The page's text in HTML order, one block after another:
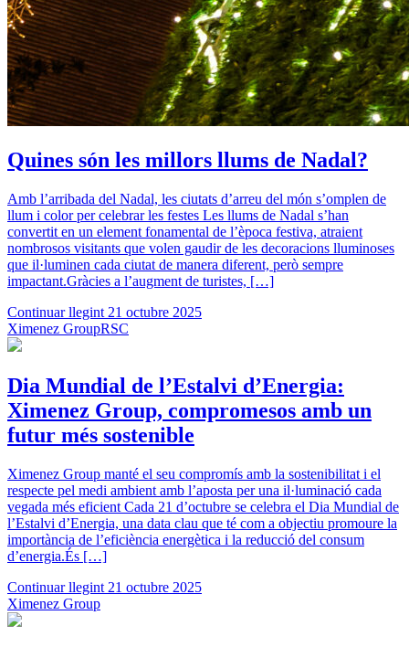
Quines són les millors llums de Nadal?
Amb l’arribada del Nadal, les ciutats d’arreu del món s’omplen de
llum i color per celebrar les festes Les llums de Nadal s’han
convertit en un element fonamental de l’època festiva, atraient
nombrosos visitants que volen gaudir de les decoracions lluminoses
que il·luminen cada ciutat de manera diferent, però sempre
impactant.Gràcies a l’augment de turistes, […]
Continuar llegint 21 octubre 2025
Ximenez GroupRSC
Dia Mundial de l’Estalvi d’Energia:
Ximenez Group, compromesos amb un
futur més sostenible
Ximenez Group manté el seu compromís amb la sostenibilitat i el
respecte pel medi ambient amb l’aposta per una il·luminació cada
vegada més eficient Cada 21 d’octubre se celebra el Dia Mundial de
l’Estalvi d’Energia, una data clau que té com a objectiu promoure la
importància de l’eficiència energètica i la reducció del consum
d’energia.És […]
Continuar llegint 21 octubre 2025
Ximenez Group